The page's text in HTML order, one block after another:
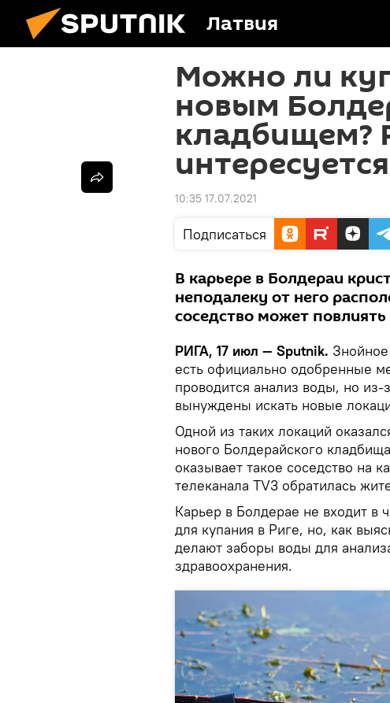
Латвия
Можно ли
новым
кладбищем?
10:35 17.07.2021
Подписаться
В карьере в Болдераи
неподалеку от него
соседство может
РИГА, 17 июл — Sputnik.
есть официально одобренные
проводится анализ воды, но
вынуждены искать новые
Одной из таких локаций
нового Болдерайского
оказывает такое соседство на
телеканала TV3 обратилась
Карьер в Болдерае не входит
для купания в Риге, но, как
делают заборы воды для
здравоохранения.